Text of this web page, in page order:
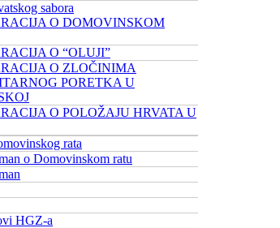
sabora
O DOMOVINSKOM
O “OLUJI”
O ZLOČINIMA
PORETKA U
O POLOŽAJU HRVATA U
rata
o Domovinskom ratu
HGZ-a